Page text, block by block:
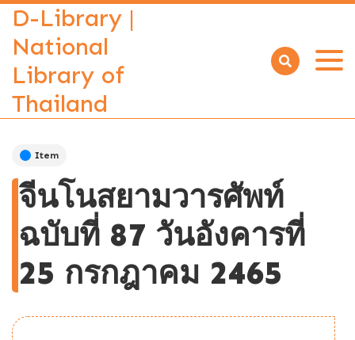
D-Library |
National
Library of
Thailand
Open
Item
จีนโนสยามวารศัพท์
ฉบับที่ 87 วันอังคารที่
25 กรกฎาคม 2465